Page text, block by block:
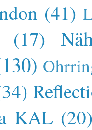
(41)
(17)
KAL